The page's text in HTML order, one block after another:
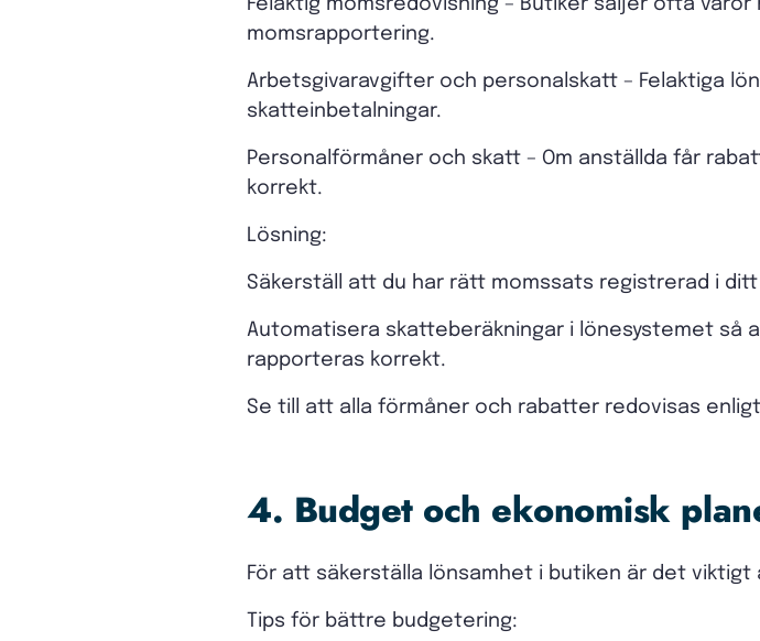
Felaktig momsredovisning – Butiker säljer ofta
momsrapportering.
Arbetsgivaravgifter och personalskatt – Felaktiga
skatteinbetalningar.
Personalförmåner och skatt – Om anställda får
korrekt.
Lösning:
Säkerställ att du har rätt momssats registrerad i
Automatisera skatteberäkningar i lönesystemet så
rapporteras korrekt.
Se till att alla förmåner och rabatter redovisas
4. Budget och ekonomisk
För att säkerställa lönsamhet i butiken är det
Tips för bättre budgetering: